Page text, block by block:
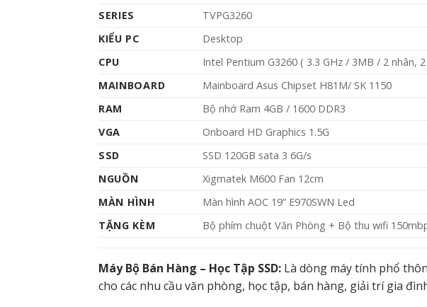
SERIES
TVPG3260
KIỂU PC
Desktop
CPU
Intel Pentium G3260 ( 3.3 GHz / 3MB / 2 nhân,
MAINBOARD
Mainboard Asus Chipset H81M/ SK 1150
RAM
Bộ nhớ Ram 4GB / 1600 DDR3
VGA
Onboard HD Graphics 1.5G
SSD
SSD 120GB sata 3 6G/s
NGUỒN
Xigmatek M600 Fan 12cm
MÀN HÌNH
Màn hình AOC 19” E970SWN Led
TẶNG KÈM
Bộ phím chuột Văn Phòng + Bộ thu wifi
Máy Bộ Bán Hàng – Học Tập SSD:Là dòng máy tính phổ
cho các nhu cầu văn phòng, học tập, bán hàng, giải trí gia